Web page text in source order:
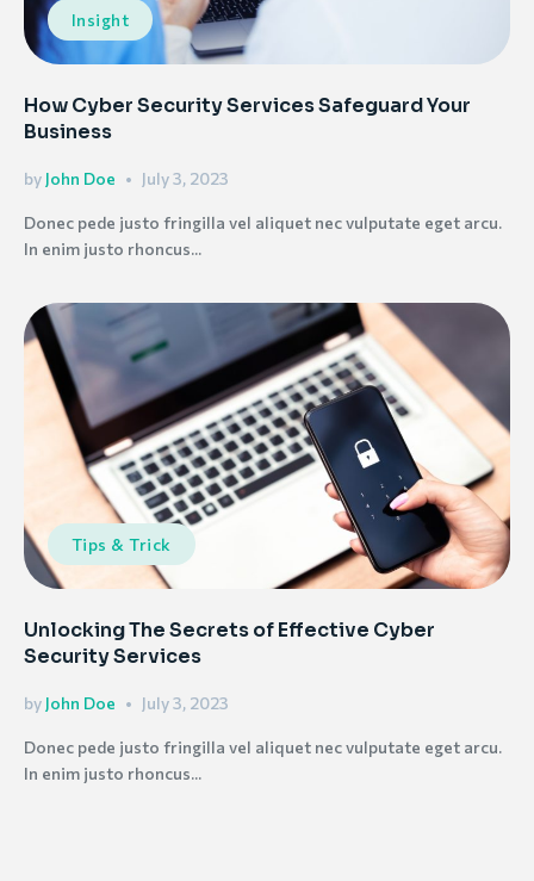
Insight
How Cyber Security Services Safeguard Your
Business
by John Doe July 3, 2023
Donec pede justo fringilla vel aliquet nec vulputate eget arcu.
In enim justo rhoncus...
Tips & Trick
Unlocking The Secrets of Effective Cyber
Security Services
by John Doe July 3, 2023
Donec pede justo fringilla vel aliquet nec vulputate eget arcu.
In enim justo rhoncus...